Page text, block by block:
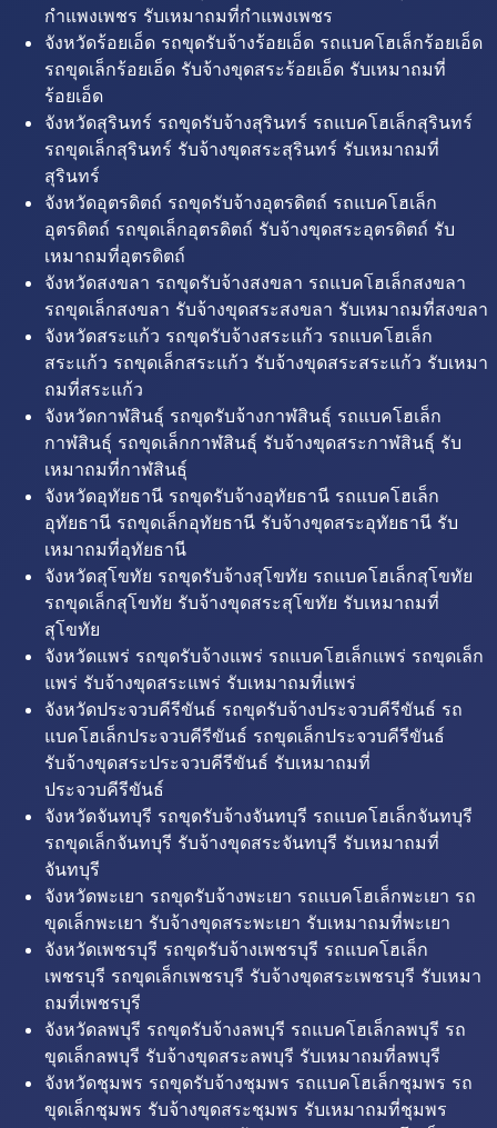
กำแพงเพชร รับเหมาถมที่กำแพงเพชร
จังหวัดร้อยเอ็ด รถขุดรับจ้างร้อยเอ็ด รถแบคโฮเล็กร้อยเอ็ด
รถขุดเล็กร้อยเอ็ด รับจ้างขุดสระร้อยเอ็ด รับเหมาถมที่
ร้อยเอ็ด
จังหวัดสุรินทร์ รถขุดรับจ้างสุรินทร์ รถแบคโฮเล็กสุรินทร์
รถขุดเล็กสุรินทร์ รับจ้างขุดสระสุรินทร์ รับเหมาถมที่
สุรินทร์
จังหวัดอุตรดิตถ์ รถขุดรับจ้างอุตรดิตถ์ รถแบคโฮเล็ก
อุตรดิตถ์ รถขุดเล็กอุตรดิตถ์ รับจ้างขุดสระอุตรดิตถ์ รับ
เหมาถมที่อุตรดิตถ์
จังหวัดสงขลา รถขุดรับจ้างสงขลา รถแบคโฮเล็กสงขลา
รถขุดเล็กสงขลา รับจ้างขุดสระสงขลา รับเหมาถมที่สงขลา
จังหวัดสระแก้ว รถขุดรับจ้างสระแก้ว รถแบคโฮเล็ก
สระแก้ว รถขุดเล็กสระแก้ว รับจ้างขุดสระสระแก้ว รับเหมา
ถมที่สระแก้ว
จังหวัดกาฬสินธุ์ รถขุดรับจ้างกาฬสินธุ์ รถแบคโฮเล็ก
กาฬสินธุ์ รถขุดเล็กกาฬสินธุ์ รับจ้างขุดสระกาฬสินธุ์ รับ
เหมาถมที่กาฬสินธุ์
จังหวัดอุทัยธานี รถขุดรับจ้างอุทัยธานี รถแบคโฮเล็ก
อุทัยธานี รถขุดเล็กอุทัยธานี รับจ้างขุดสระอุทัยธานี รับ
เหมาถมที่อุทัยธานี
จังหวัดสุโขทัย รถขุดรับจ้างสุโขทัย รถแบคโฮเล็กสุโขทัย
รถขุดเล็กสุโขทัย รับจ้างขุดสระสุโขทัย รับเหมาถมที่
สุโขทัย
จังหวัดแพร่ รถขุดรับจ้างแพร่ รถแบคโฮเล็กแพร่ รถขุดเล็ก
แพร่ รับจ้างขุดสระแพร่ รับเหมาถมที่แพร่
จังหวัดประจวบคีรีขันธ์ รถขุดรับจ้างประจวบคีรีขันธ์ รถ
แบคโฮเล็กประจวบคีรีขันธ์ รถขุดเล็กประจวบคีรีขันธ์
รับจ้างขุดสระประจวบคีรีขันธ์ รับเหมาถมที่
ประจวบคีรีขันธ์
จังหวัดจันทบุรี รถขุดรับจ้างจันทบุรี รถแบคโฮเล็กจันทบุรี
รถขุดเล็กจันทบุรี รับจ้างขุดสระจันทบุรี รับเหมาถมที่
จันทบุรี
จังหวัดพะเยา รถขุดรับจ้างพะเยา รถแบคโฮเล็กพะเยา รถ
ขุดเล็กพะเยา รับจ้างขุดสระพะเยา รับเหมาถมที่พะเยา
จังหวัดเพชรบุรี รถขุดรับจ้างเพชรบุรี รถแบคโฮเล็ก
เพชรบุรี รถขุดเล็กเพชรบุรี รับจ้างขุดสระเพชรบุรี รับเหมา
ถมที่เพชรบุรี
จังหวัดลพบุรี รถขุดรับจ้างลพบุรี รถแบคโฮเล็กลพบุรี รถ
ขุดเล็กลพบุรี รับจ้างขุดสระลพบุรี รับเหมาถมที่ลพบุรี
จังหวัดชุมพร รถขุดรับจ้างชุมพร รถแบคโฮเล็กชุมพร รถ
ขุดเล็กชุมพร รับจ้างขุดสระชุมพร รับเหมาถมที่ชุมพร